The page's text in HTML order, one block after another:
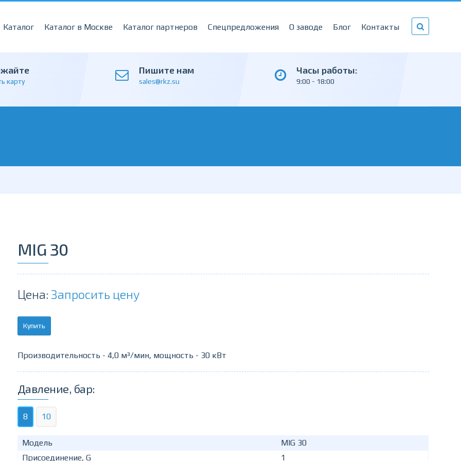
Каталог Каталог в Москве Каталог партнеров Спецпредложения О заводе Блог Контакты
карту
Пишите нам
sales@rkz.su
Часы работы:
9:00 - 18:00
MIG 30
Цена: Запросить цену
Купить
Производительность - 4,0 м³/мин, мощность - 30 кВт
Давление, бар:
8 10
Модель
MIG 30
Присоединение, G
1